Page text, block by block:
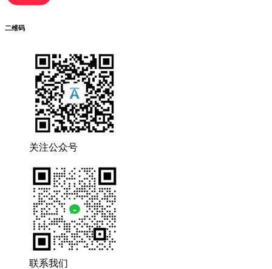
二维码
关注公众号
联系我们